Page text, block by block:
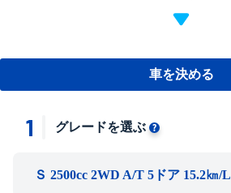
車を決める
1 グレードを選ぶ
Ｓ 2500cc 2WD A/T 5ドア 15.2㎞/L